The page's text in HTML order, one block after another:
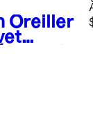
Oreiller